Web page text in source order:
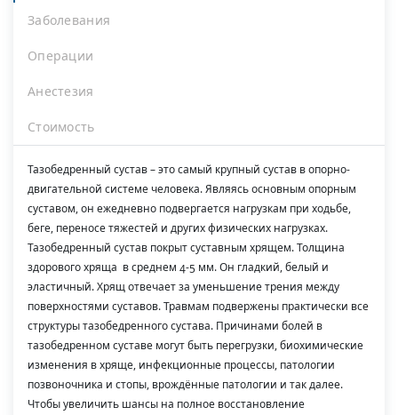
Заболевания
Операции
Анестезия
Стоимость
Тазобедренный сустав – это самый крупный сустав в опорно-
двигательной системе человека. Являясь основным опорным
суставом, он ежедневно подвергается нагрузкам при ходьбе,
беге, переносе тяжестей и других физических нагрузках.
Тазобедренный сустав покрыт суставным хрящем. Толщина
здорового хряща в среднем 4-5 мм. Он гладкий, белый и
эластичный. Хрящ отвечает за уменьшение трения между
поверхностями суставов. Травмам подвержены практически все
структуры тазобедренного сустава. Причинами болей в
тазобедренном суставе могут быть перегрузки, биохимические
изменения в хряще, инфекционные процессы, патологии
позвоночника и стопы, врождённые патологии и так далее.
Чтобы увеличить шансы на полное восстановление